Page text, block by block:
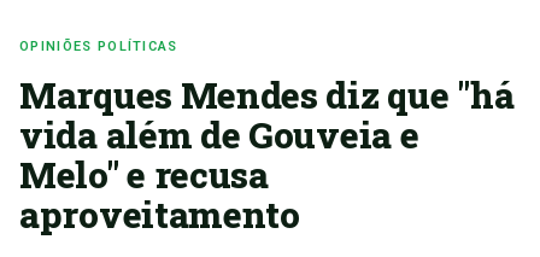
OPINIÕES POLÍTICAS
Marques Mendes diz que "há
vida além de Gouveia e
Melo" e recusa
aproveitamento